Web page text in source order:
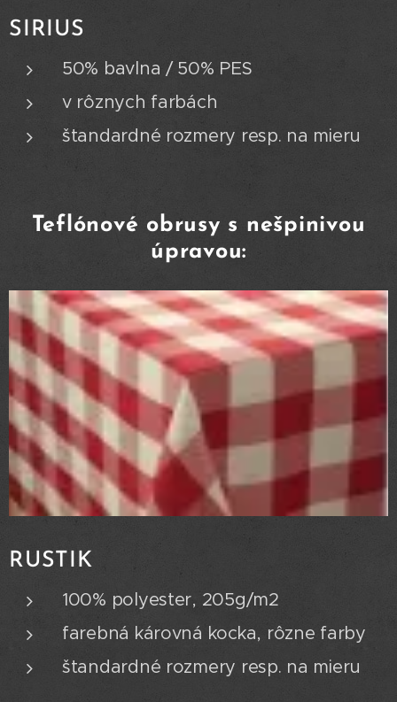
SIRIUS
50% bavlna / 50% PES
v rôznych farbách
štandardné rozmery resp. na mieru
Teflónové obrusy s nešpinivou
úpravou:
RUSTIK
100% polyester, 205g/m2
farebná károvná kocka, rôzne farby
štandardné rozmery resp. na mieru